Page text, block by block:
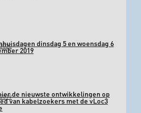
dinsdag 5 en woensdag 6
2019
de nieuwste ontwikkelingen op
van kabelzoekers met de vLoc3